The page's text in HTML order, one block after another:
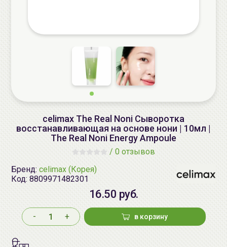
celimax The Real Noni Сыворотка
восстанавливающая на основе нони | 10мл |
The Real Noni Energy Ampoule
/ 0 отзывов
Бренд: celimax (Корея)
Код: 8809971482301
16.50 руб.
- + в корзину